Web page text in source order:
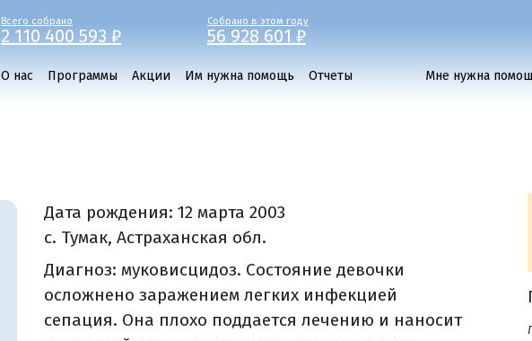
Всего собрано
2 110 400 593 ₽
Собрано в этом году
56 928 601 ₽
О нас Программы Акции Им нужна помощь Отчеты Мне нужна
Дата рождения:12 марта 2003
с. Тумак, Астраханская обл.
Диагноз: муковисцидоз. Состояние девочки
осложнено заражением легких инфекцией
сепация. Она плохо поддается лечению и наносит